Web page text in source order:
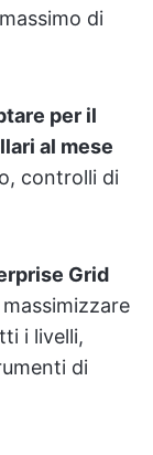
di
per il
al mese
controlli di
Grid
i livelli,
di